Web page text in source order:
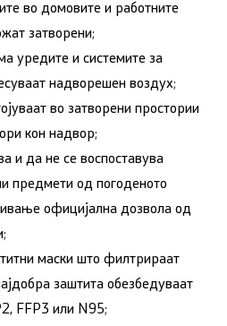
во домовите и работните
затворени;
уредите и системите за
надворешен воздух;
во затворени простории
кон надвор;
и да не се воспоставува
предмети од погоденото
официјална дозвола од
маски што филтрираат
заштита обезбедуваат
FFP3 или N95;